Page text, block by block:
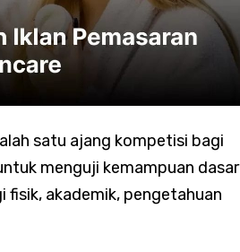
satu ajang kompetisi bagi
menguji kemampuan dasar
akademik, pengetahuan